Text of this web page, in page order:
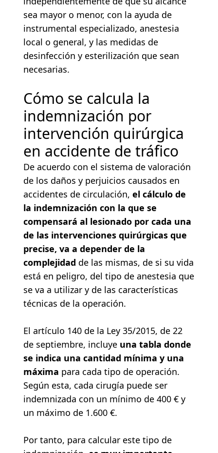
sea mayor o menor, con la ayuda de
instrumental especializado, anestesia
local o general, y las medidas de
desinfección y esterilización que sean
necesarias.
Cómo se calcula la
indemnización por
intervención quirúrgica
en accidente de tráfico
De acuerdo con el sistema de valoración
de los daños y perjuicios causados en
accidentes de circulación, el cálculo de
la indemnización con la que se
compensará al lesionado por cada una
de las intervenciones quirúrgicas que
precise, va a depender de la
complejidad de las mismas, de si su vida
está en peligro, del tipo de anestesia que
se va a utilizar y de las características
técnicas de la operación.
El artículo 140 de la Ley 35/2015, de 22
de septiembre, incluye una tabla donde
se indica una cantidad mínima y una
máxima para cada tipo de operación.
Según esta, cada cirugía puede ser
indemnizada con un mínimo de 400 € y
un máximo de 1.600 €.
Por tanto, para calcular este tipo de